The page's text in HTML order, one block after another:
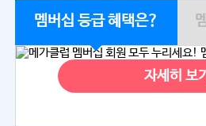
멤버십 등급 혜택은?
자세히 보기